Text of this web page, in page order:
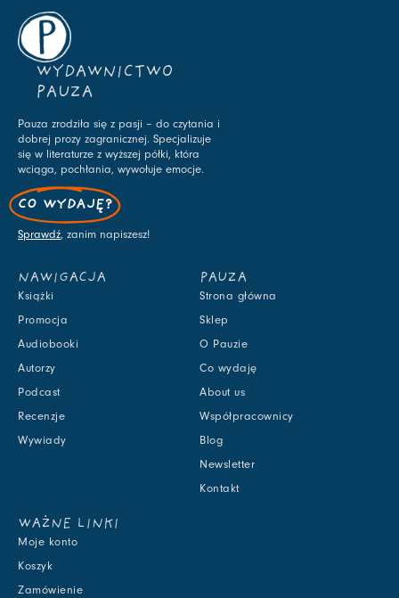
WYDAWNICTWO
PAUZA
Pauza zrodziła się z pasji – do czytania i
dobrej prozy zagranicznej. Specjalizuje
się w literaturze z wyższej półki, która
wciąga, pochłania, wywołuje emocje.
CO WYDAJĘ?
Sprawdź, zanim napiszesz!
NAWIGACJA
Książki
Promocja
Audiobooki
Autorzy
Podcast
Recenzje
Wywiady
PAUZA
Strona główna
Sklep
O Pauzie
Co wydaję
About us
Współpracownicy
Blog
Newsletter
Kontakt
WAŻNE LINKI
Moje konto
Koszyk
Zamówienie